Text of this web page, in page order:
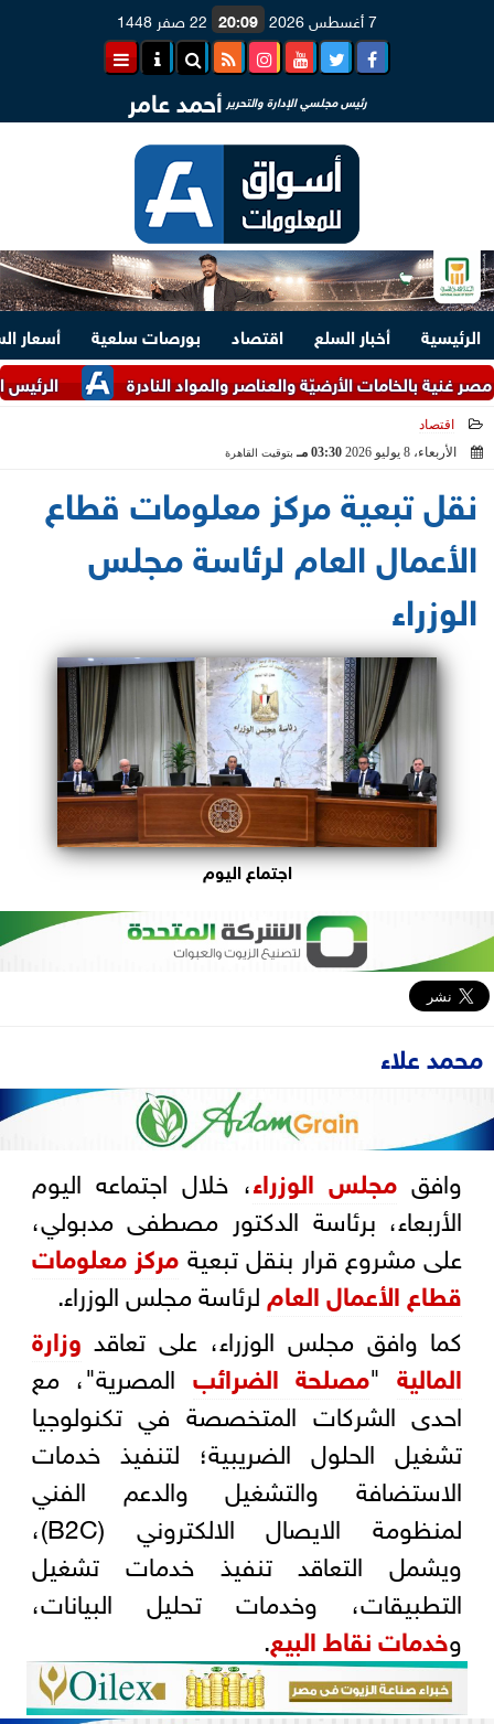
7 أغسطس 2026 20:09 22 صفر 1448
رئيس مجلسي الإدارة والتحرير أحمد عامر
الرئيسية أخبار السلع اقتصاد بورصات سلعية
أسعار
الرئيس السيسي
بالخامات الأرضيّة والعناصر والمواد النادرة
اقتصاد
الأربعاء، 8 يوليو 2026
03:30 مـ بتوقيت القاهرة
نقل تبعية مركز معلومات قطاع
الأعمال العام لرئاسة مجلس
الوزراء
اجتماع اليوم
محمد علاء
وافق مجلس الوزراء، خلال اجتماعه اليوم
الأربعاء، برئاسة الدكتور مصطفى مدبولي،
على مشروع قرار بنقل تبعيةمركز معلومات
قطاع الأعمال العاملرئاسة مجلس الوزراء.
كما وافق مجلس الوزراء، على تعاقد وزارة
المالية"مصلحة الضرائب المصرية"، مع
احدى الشركات المتخصصة في تكنولوجيا
تشغيل الحلول الضريبية؛ لتنفيذ خدمات
الاستضافة والتشغيل والدعم الفني
لمنظومة الايصال الالكتروني (B2C)،
ويشمل التعاقد تنفيذ خدمات تشغيل
التطبيقات، وخدمات تحليل البيانات،
وخدمات نقاط البيع.